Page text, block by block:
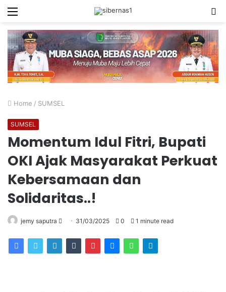
Menu
Home / SUMSEL
SUMSEL
Momentum Idul Fitri, Bupati
OKI Ajak Masyarakat Perkuat
Kebersamaan dan
Solidaritas..!
jemy saputra
Send
email
31/03/2025 0 1 minute read